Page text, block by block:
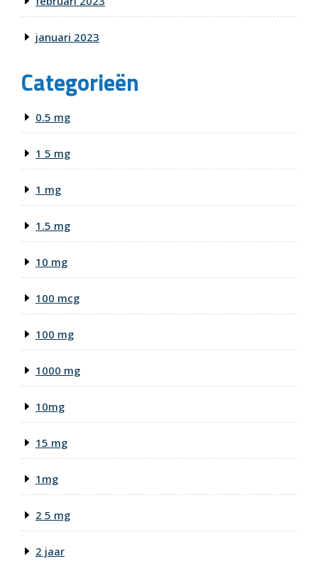
januari 2023
Categorieën
0.5 mg
1 5 mg
1 mg
1.5 mg
10 mg
100 mcg
100 mg
1000 mg
10mg
15 mg
1mg
2 5 mg
2 jaar